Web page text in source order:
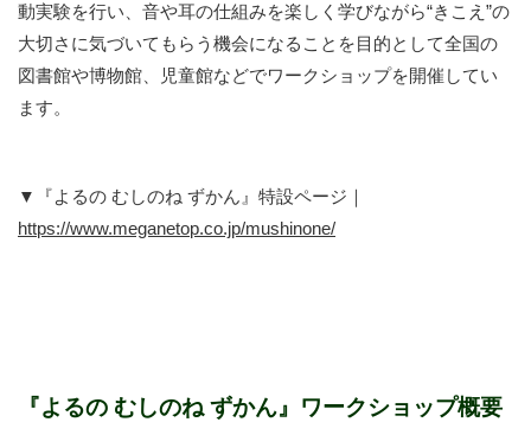
動実験を行い、音や耳の仕組みを楽しく学びながら“きこえ”の
大切さに気づいてもらう機会になることを目的として全国の
図書館や博物館、児童館などでワークショップを開催してい
ます。
▼『よるの むしのね ずかん』特設ページ｜
https://www.meganetop.co.jp/mushinone/
『よるの むしのね ずかん』ワークショップ概要